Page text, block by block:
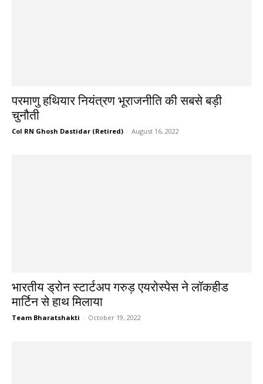
परमाणु हथियार नियंत्रण भूराजनीति की सबसे बड़ी
चुनौती
Col RN Ghosh Dastidar (Retired) - August 16, 2022
भारतीय ड्रोन स्टार्टअप गरुड़ एयरोस्पेस ने लॉकहीड
मार्टिन से हाथ मिलाया
Team Bharatshakti - October 19, 2022